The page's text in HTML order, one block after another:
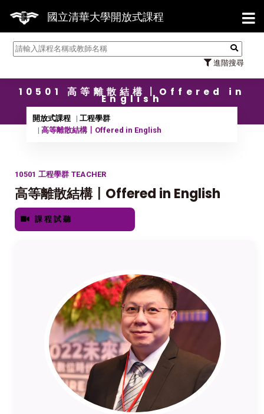
國立清華大學開放式課程
進階搜尋
【7/
10501 高等離散結構〡Offered in
English
開放式課程
工程學群
高等離散結構〡Offered in English
10501 工程學群 TEACHER
高等離散結構〡Offered in English
課程試聽